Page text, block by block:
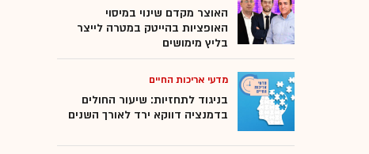
האוצר מקדם שינוי במיסוי
האופציות בהייטק במטרה לייצר
בליץ מימושים
מדעי אריכות החיים
בניגוד לתחזיות: שיעור החולים
בדמנציה דווקא ירד לאורך השנים